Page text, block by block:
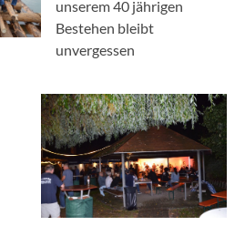
unserem 40 jährigen
Bestehen bleibt
unvergessen